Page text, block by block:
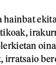
hainbat
irratsaio